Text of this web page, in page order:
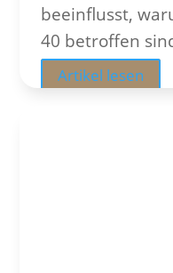
beeinflusst,
40 betroffen
Artikel lesen